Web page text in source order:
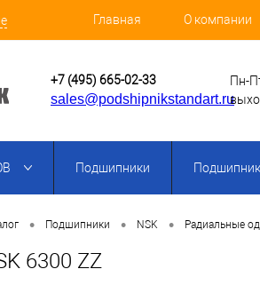
Главная О компании
+7 (495) 665-02-33
sales@podshipnikstandart.ru
Пн-
Подшипники
• Подшипники • NSK • Радиальные
6300 ZZ